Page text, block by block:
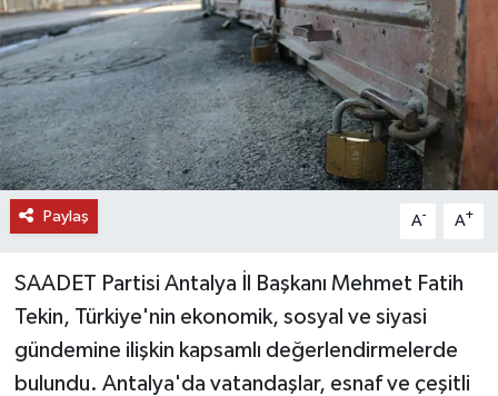
Paylaş A- A+
SAADET Partisi Antalya İl Başkanı Mehmet Fatih
Tekin, Türkiye'nin ekonomik, sosyal ve siyasi
gündemine ilişkin kapsamlı değerlendirmelerde
bulundu. Antalya'da vatandaşlar, esnaf ve çeşitli
EĞİTİM
TURİZM
RÖPORTAJ
VİDEO HABERLER
RESMİ İLAN